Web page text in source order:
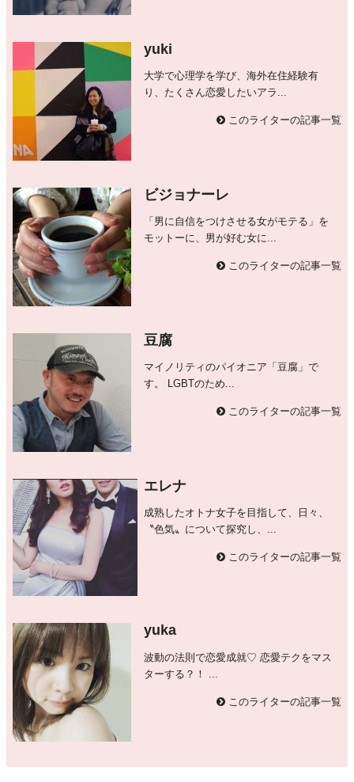
yuki
大学で心理学を学び、海外在住経験有
り、たくさん恋愛したいアラ...
このライターの記事一覧
ビジョナーレ
「男に自信をつけさせる女がモテる」を
モットーに、男が好む女に...
このライターの記事一覧
豆腐
マイノリティのパイオニア「豆腐」で
す。 LGBTのため...
このライターの記事一覧
エレナ
成熟したオトナ女子を目指して、日々、
〝色気〟について探究し、...
このライターの記事一覧
yuka
波動の法則で恋愛成就♡ 恋愛テクをマス
ターする？！ ...
このライターの記事一覧